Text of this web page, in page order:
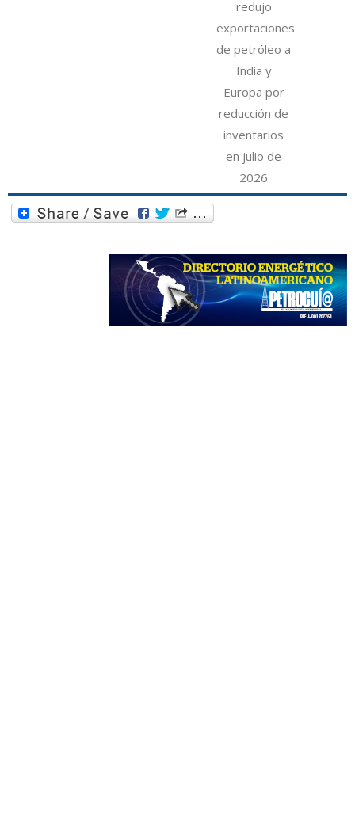
redujo
exportaciones
de petróleo a
India y
Europa por
reducción de
inventarios
en julio de
2026